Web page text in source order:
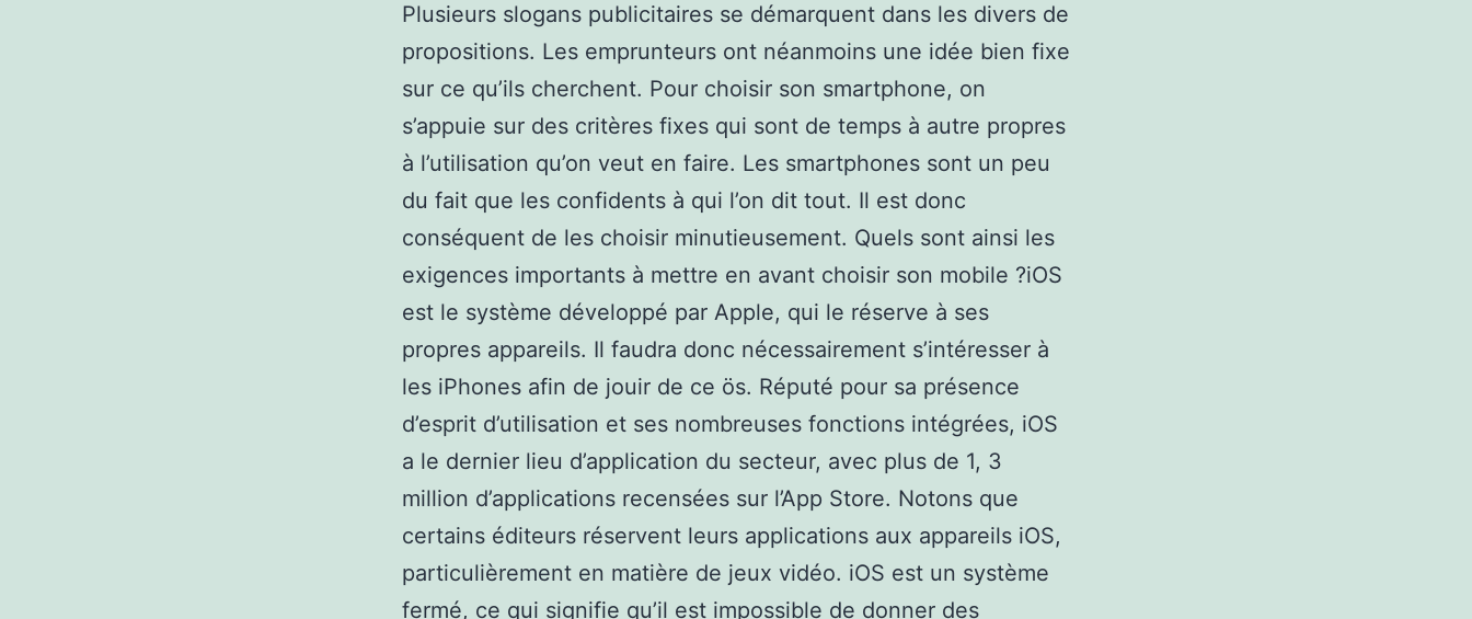
Plusieurs slogans publicitaires se démarquent dans les divers de
propositions. Les emprunteurs ont néanmoins une idée bien fixe
sur ce qu’ils cherchent. Pour choisir son smartphone, on
s’appuie sur des critères fixes qui sont de temps à autre propres
à l’utilisation qu’on veut en faire. Les smartphones sont un peu
du fait que les confidents à qui l’on dit tout. Il est donc
conséquent de les choisir minutieusement. Quels sont ainsi les
exigences importants à mettre en avant choisir son mobile ?iOS
est le système développé par Apple, qui le réserve à ses
propres appareils. Il faudra donc nécessairement s’intéresser à
les iPhones afin de jouir de ce ös. Réputé pour sa présence
d’esprit d’utilisation et ses nombreuses fonctions intégrées, iOS
a le dernier lieu d’application du secteur, avec plus de 1, 3
million d’applications recensées sur l’App Store. Notons que
certains éditeurs réservent leurs applications aux appareils iOS,
particulièrement en matière de jeux vidéo. iOS est un système
fermé, ce qui signifie qu’il est impossible de donner des